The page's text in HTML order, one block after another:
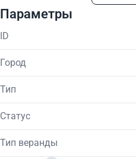
Параметры
ID
Город
Тип
Статус
Тип веранды